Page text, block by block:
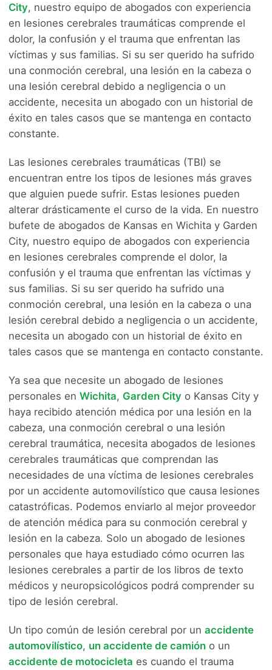
City, nuestro equipo de abogados con experiencia
en lesiones cerebrales traumáticas comprende el
dolor, la confusión y el trauma que enfrentan las
víctimas y sus familias. Si su ser querido ha sufrido
una conmoción cerebral, una lesión en la cabeza o
una lesión cerebral debido a negligencia o un
accidente, necesita un abogado con un historial de
éxito en tales casos que se mantenga en contacto
constante.
Las lesiones cerebrales traumáticas (TBI) se
encuentran entre los tipos de lesiones más graves
que alguien puede sufrir. Estas lesiones pueden
alterar drásticamente el curso de la vida. En nuestro
bufete de abogados de Kansas en Wichita y Garden
City, nuestro equipo de abogados con experiencia
en lesiones cerebrales comprende el dolor, la
confusión y el trauma que enfrentan las víctimas y
sus familias. Si su ser querido ha sufrido una
conmoción cerebral, una lesión en la cabeza o una
lesión cerebral debido a negligencia o un accidente,
necesita un abogado con un historial de éxito en
tales casos que se mantenga en contacto constante.
Ya sea que necesite un abogado de lesiones
personales en Wichita, Garden City o Kansas City y
haya recibido atención médica por una lesión en la
cabeza, una conmoción cerebral o una lesión
cerebral traumática, necesita abogados de lesiones
cerebrales traumáticas que comprendan las
necesidades de una víctima de lesiones cerebrales
por un accidente automovilístico que causa lesiones
catastróficas. Podemos enviarlo al mejor proveedor
de atención médica para su conmoción cerebral y
lesión en la cabeza. Solo un abogado de lesiones
personales que haya estudiado cómo ocurren las
lesiones cerebrales a partir de los libros de texto
médicos y neuropsicológicos podrá comprender su
tipo de lesión cerebral.
Un tipo común de lesión cerebral por un accidente
automovilístico, un accidente de camión o un
accidente de motocicleta es cuando el trauma